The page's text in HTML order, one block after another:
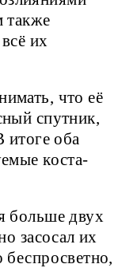
также
их
что её
спутник,
итоге оба
коста-
больше двух
засосал их